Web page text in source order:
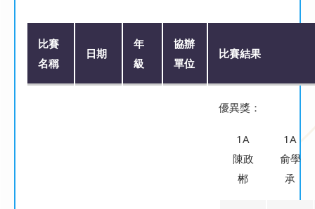
比賽
名稱
日期
年
級
協辦
單位
比賽結果
優異獎：
1A
陳政
郴
1A
俞學
承